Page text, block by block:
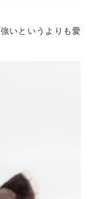
いというよりも愛